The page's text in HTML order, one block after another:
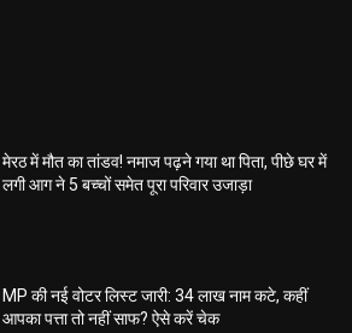
मेरठ में मौत का तांडव! नमाज पढ़ने गया था पिता, पीछे घर में
लगी आग ने 5 बच्चों समेत पूरा परिवार उजाड़ा
MP की नई वोटर लिस्ट जारी: 34 लाख नाम कटे, कहीं
आपका पत्ता तो नहीं साफ? ऐसे करें चेक